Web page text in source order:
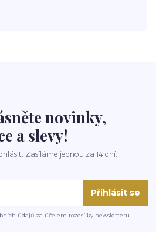
novinky,
a slevy!
Zasíláme jednou za 14 dní.
Přihlásit se
údajů za účelem rozesílky newsletteru.